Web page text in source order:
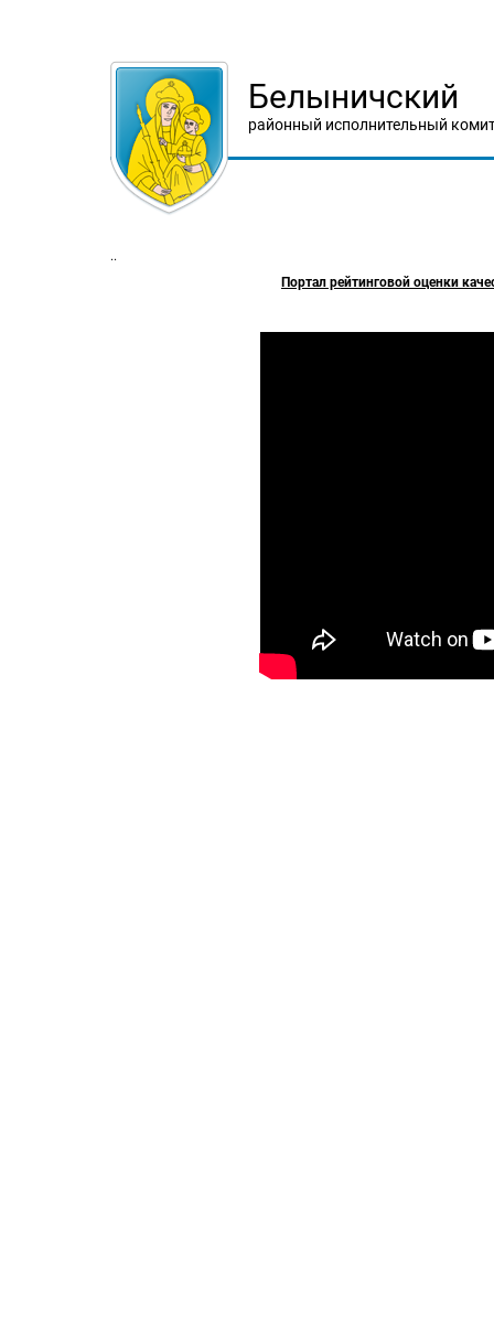
Белыничский
районный исполнительный
..
­Портал рейтинговой оценки